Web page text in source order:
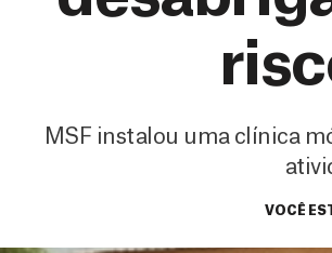
MSF instalou uma clínica
VOCÊ